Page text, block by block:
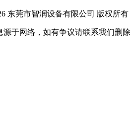
东莞市智润设备有限公司 版权所有
源于网络，如有争议请联系我们删除